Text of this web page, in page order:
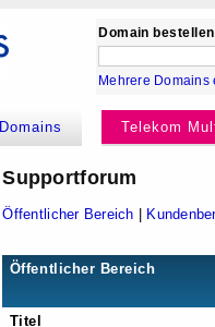
Domain
Mehrere Domains
Domains Telekom
Supportforum
Öffentlicher Bereich
Öffentlicher Bereich
Titel